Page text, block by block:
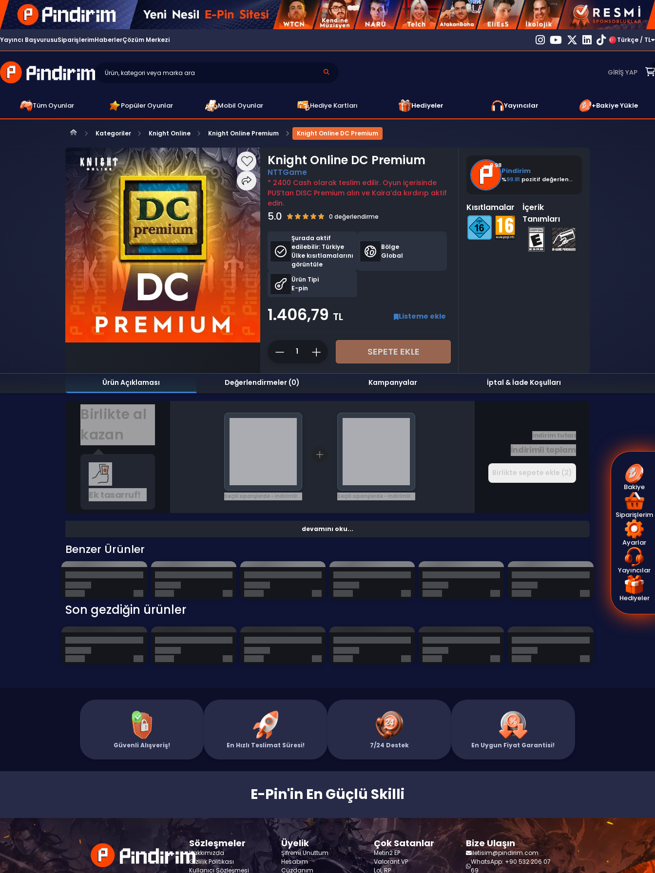
Yayıncı BaşvurusuSiparişlerimHaberlerÇözüm Merkezi Türkçe / TL
GIRIŞ YAP
Tüm Oyunlar Popüler Oyunlar Mobil Oyunlar Hediye Kartları Hediyeler Yayıncılar +Bakiye Yükle
Kategoriler Knight Online Knight Online Premium Knight Online DC Premium
Knight Online DC Premium
NTTGame
* 2400 Cash olarak teslim edilir. Oyun içerisinde
PUS’tan DISC Premium alın ve Kaira’da kırdırıp aktif
edin.
5.0 0 değerlendirme
Şurada aktif
edilebilir: Türkiye
Ülke kısıtlamalarını
görüntüle
Bölge
Global
Ürün Tipi
E-pin
1.406,79 TL Listeme ekle
SEPETE EKLE
9.98
Pindirim
%99.81 pozitif değerlendirme
Kısıtlamalar
İçerik
Tanımları
Ürün Açıklaması Değerlendirmeler (0) Kampanyalar İptal & İade Koşulları
Birlikte al
kazan
Ek tasarruf! Seçili siparişlerde - İndirimli! Seçili siparişlerde - İndirimli!
İndirim tutarı
İndirimli toplam
Birlikte sepete ekle (2)
devamını oku...
Benzer Ürünler
Son gezdiğin ürünler
Güvenli Alışveriş! En Hızlı Teslimat Süresi! 7/24 Destek En Uygun Fiyat Garantisi!
E-Pin'in En Güçlü Skilli
Sözleşmeler
Hakkımızda
Gizlilik Politikası
Kullanıcı Sözleşmesi
Üyelik
Şifremi Unuttum
Hesabım
Cüzdanım
Çok Satanlar
Metin2 EP
Valorant VP
LoL RP
Bize Ulaşın
iletisim@pindirim.com
WhatsApp: +90 532 206 07
69
Bakiye
Siparişlerim
Ayarlar
Yayıncılar
Hediyeler